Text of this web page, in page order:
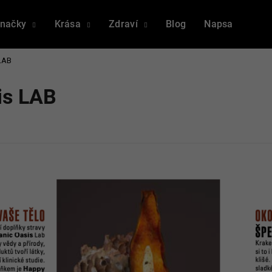
Krása Zdraví Blog Napsali o nás
LAB
THERAPY 3 PACK
LONGEVITY